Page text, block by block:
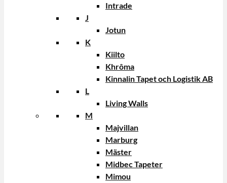
Intrade
J
Jotun
K
Kiilto
Khrôma
Kinnalin Tapet och Logistik AB
L
Living Walls
M
Majvillan
Marburg
Mäster
Midbec Tapeter
Mimou